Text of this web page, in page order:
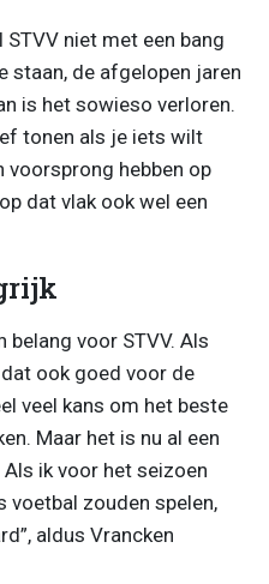
niet met een bang
staan, de afgelopen jaren
is het sowieso verloren.
tonen als je iets wilt
voorsprong hebben op
dat vlak ook wel een
belang voor STVV. Als
ook goed voor de
veel kans om het beste
Maar het is nu al een
ik voor het seizoen
voetbal zouden spelen,
aldus Vrancken